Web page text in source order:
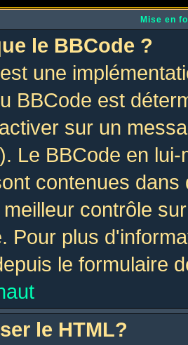
Mise en
le BBCode ?
une
BBCode est
sur un
Le BBCode en
contenues
contrôle
Pour plus
le formulaire
le HTML?